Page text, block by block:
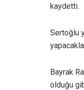
kaydetti.
Sertoğlu
Bayrak
olduğu